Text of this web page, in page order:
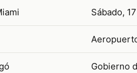
Sábado,
Gobierno